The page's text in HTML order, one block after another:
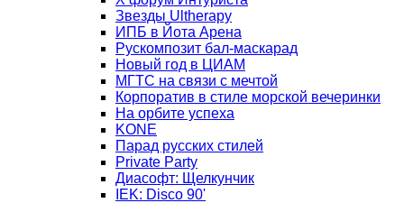
Звезды Ultherapy
ИПБ в Йота Арена
Рускомпозит бал-маскарад
Новый год в ЦИАМ
МГТС на связи с мечтой
Корпоратив в стиле морской вечеринки
На орбите успеха
KONE
Парад русских стилей
Private Party
Диасофт: Щелкунчик
IEK: Disco 90'